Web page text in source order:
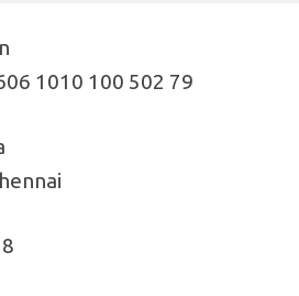
1010 100 502 79